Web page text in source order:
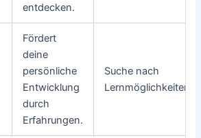
entdecken.
Fördert
deine
persönliche
Entwicklung
durch
Erfahrungen.
Suche nach
Lernmöglichkeiten.